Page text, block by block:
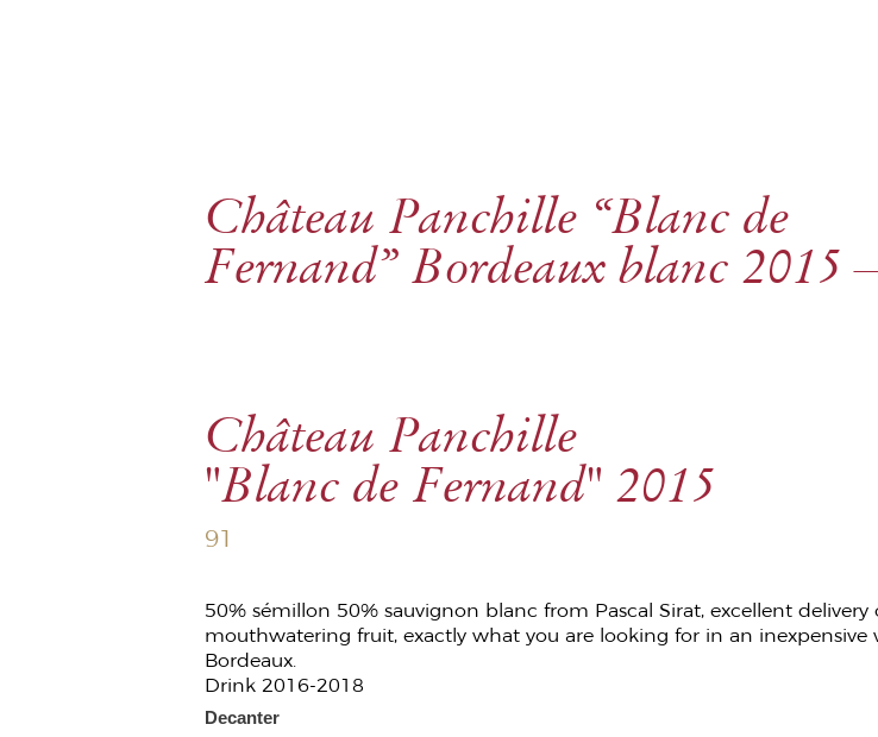
Château Panchille “Blanc de
Fernand” Bordeaux blanc 2015
Château Panchille
"Blanc de Fernand" 2015
91
50% sémillon 50% sauvignon blanc from Pascal Sirat, excellent delivery
mouthwatering fruit, exactly what you are looking for in an inexpensive
Bordeaux.
Drink 2016-2018
Decanter